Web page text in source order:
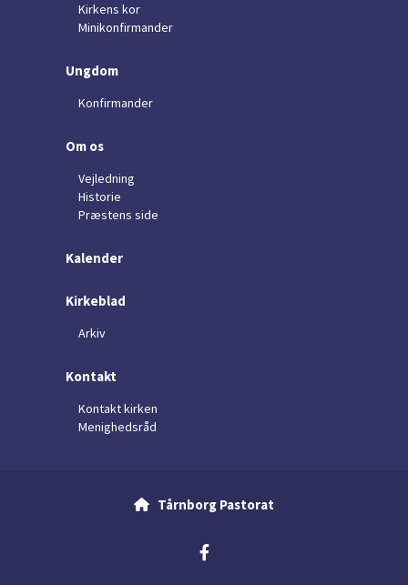
Kirkens kor
Minikonfirmander
Ungdom
Konfirmander
Om os
Vejledning
Historie
Præstens side
Kalender
Kirkeblad
Arkiv
Kontakt
Kontakt kirken
Menighedsråd
 Tårnborg Pastorat